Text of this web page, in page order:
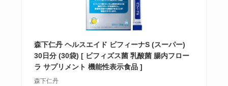
森下仁丹 ヘルスエイド ビフィーナS (スーパー)
30日分 (30袋) [ ビフィズス菌 乳酸菌 腸内フロー
ラ サプリメント 機能性表示食品 ]
森下仁丹